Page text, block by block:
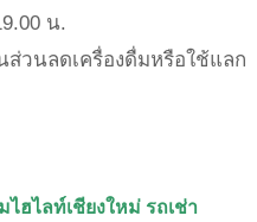
น.
ส่วนลดเครื่องดื่มหรือใช้แลก
ไฮไลท์เชียงใหม่ รถเช่า